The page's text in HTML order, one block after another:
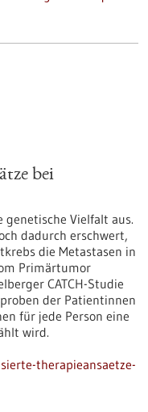
bei
Vielfalt aus.
dadurch erschwert,
die Metastasen in
Primärtumor
CATCH-Studie
der Patientinnen
für jede Person eine
wird.
therapieansaetze-